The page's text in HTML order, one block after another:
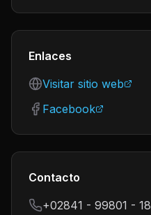
Enlaces
Visitar sitio web
Facebook
Contacto
+02841 - 99801 - 18